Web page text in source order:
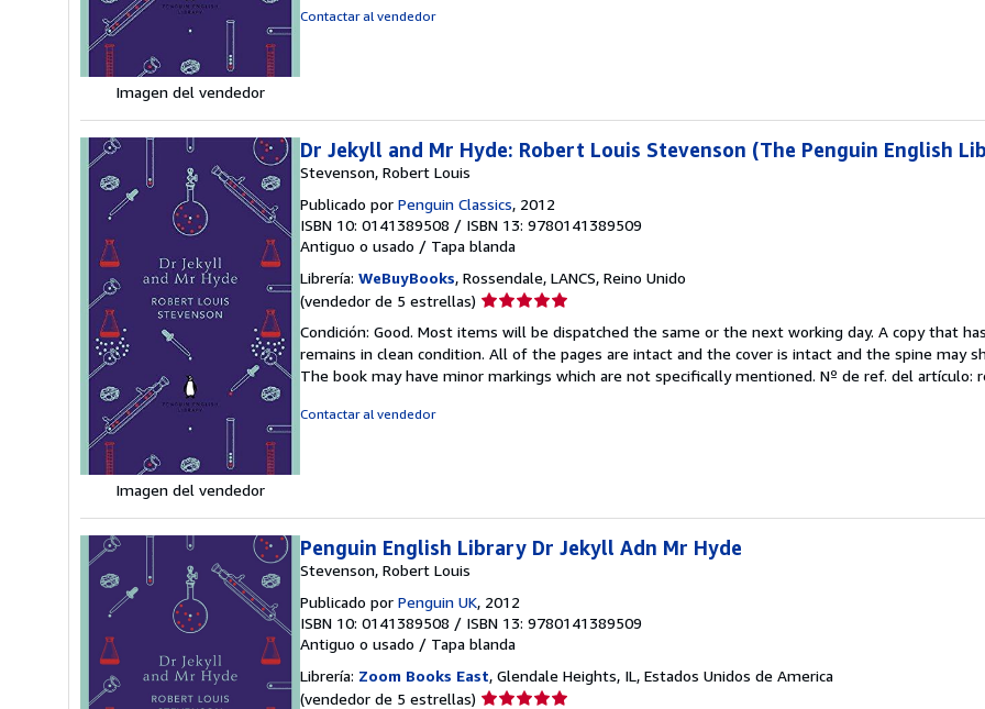
Imagen del vendedor
Contactar al vendedor
Imagen del vendedor
Dr Jekyll and Mr Hyde: Robert Louis Stevenson (The Penguin English
Stevenson, Robert Louis
Publicado por Penguin Classics, 2012
ISBN 10: 0141389508 / ISBN 13: 9780141389509
Antiguo o usado / Tapa blanda
Librería: WeBuyBooks, Rossendale, LANCS, Reino Unido
(vendedor de 5 estrellas) Calificación
vendedor:
5
de
Condición: Good. Most items will be dispatched the same or the next working day. A copy that
remains in clean condition. All of the pages are intact and the cover is intact and the spine may
The book may have minor markings which are not specifically mentioned. Nº de ref. del artículo:
Contactar al vendedor
Penguin English Library Dr Jekyll Adn Mr Hyde
Stevenson, Robert Louis
Publicado por Penguin UK, 2012
ISBN 10: 0141389508 / ISBN 13: 9780141389509
Antiguo o usado / Tapa blanda
Librería: Zoom Books East, Glendale Heights, IL, Estados Unidos de America
(vendedor de 5 estrellas) Calificación